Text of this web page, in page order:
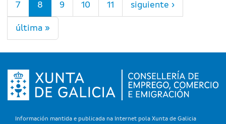
7 8 9 10 11 siguiente ›
última »
Información mantida e publicada na Internet pola Xunta de Galicia